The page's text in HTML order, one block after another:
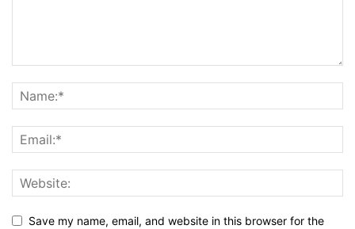
Save my name, email, and website in this browser for the